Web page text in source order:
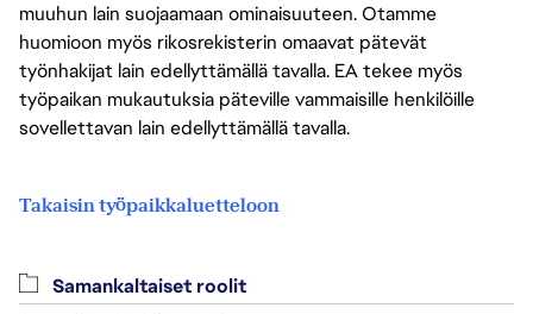
muuhun lain suojaamaan ominaisuuteen. Otamme
huomioon myös rikosrekisterin omaavat pätevät
työnhakijat lain edellyttämällä tavalla. EA tekee myös
työpaikan mukautuksia päteville vammaisille henkilöille
sovellettavan lain edellyttämällä tavalla.
Takaisin työpaikkaluetteloon
Samankaltaiset roolit